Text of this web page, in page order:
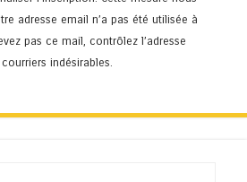
adresse email n’a pas été utilisée à
pas ce mail, contrôlez l’adresse
indésirables.